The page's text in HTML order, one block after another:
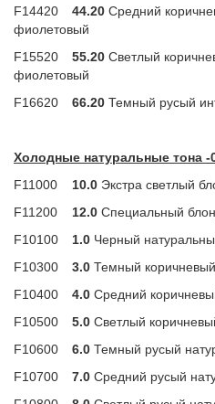
F14420
44.20 Средний
фиолетовый
F15520
55.20 Светлый
фиолетовый
F16620
66.20 Темный русый
Холодные натуральные тона -
F11000
10.0 Экстра светлый
F11200
12.0 Специальный
F10100
1.0 Черный
F10300
3.0 Темный
F10400
4.0 Средний
F10500
5.0 Светлый
F10600
6.0 Темный русый
F10700
7.0 Средний русый